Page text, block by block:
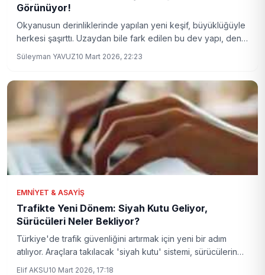
Görünüyor!
Okyanusun derinliklerinde yapılan yeni keşif, büyüklüğüyle
herkesi şaşırttı. Uzaydan bile fark edilen bu dev yapı, deniz
Süleyman YAVUZ10 Mart 2026, 22:23
EMNIYET & ASAYIŞ
Trafikte Yeni Dönem: Siyah Kutu Geliyor,
Sürücüleri Neler Bekliyor?
Türkiye'de trafik güvenliğini artırmak için yeni bir adım
atılıyor. Araçlara takılacak 'siyah kutu' sistemi, sürücülerin
Elif AKSU10 Mart 2026, 17:18